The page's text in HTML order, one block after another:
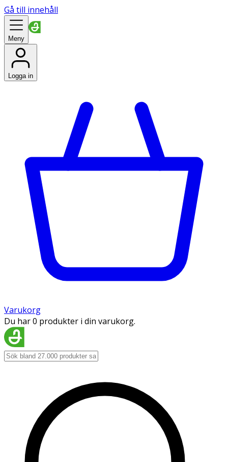
Gå till innehåll
Meny
Logga in
Varukorg
Du har 0 produkter i din varukorg.